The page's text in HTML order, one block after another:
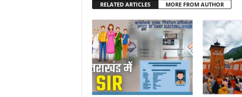
RELATED ARTICLES MORE FROM AUTHOR